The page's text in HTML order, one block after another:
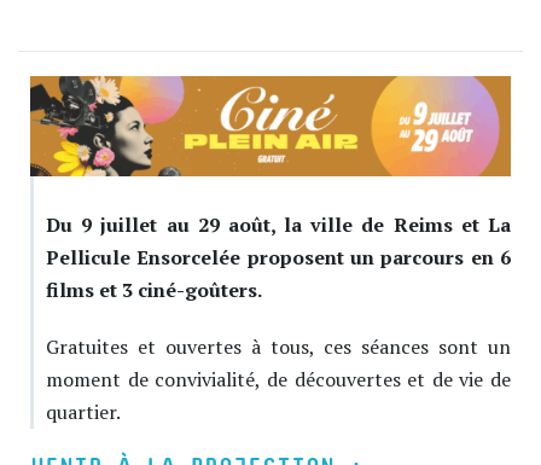
Du 9 juillet au 29 août, la ville de Reims et La
Pellicule Ensorcelée proposent un parcours en 6
films et 3 ciné-goûters.
Gratuites et ouvertes à tous, ces séances sont un
moment de convivialité, de découvertes et de vie de
quartier.